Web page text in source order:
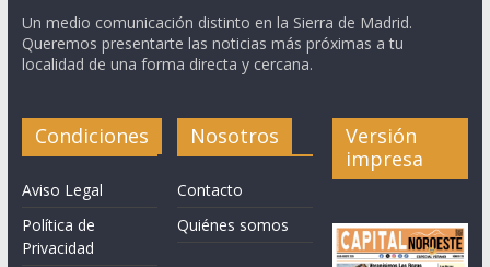
Un medio comunicación distinto en la Sierra de Madrid.
Queremos presentarte las noticias más próximas a tu
localidad de una forma directa y cercana.
Condiciones
Aviso Legal
Política de
Privacidad
Nosotros
Contacto
Quiénes somos
Versión
impresa